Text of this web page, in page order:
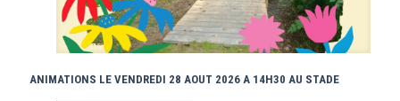
ANIMATIONS LE VENDREDI 28 AOUT 2026 A 14H30 AU STADE